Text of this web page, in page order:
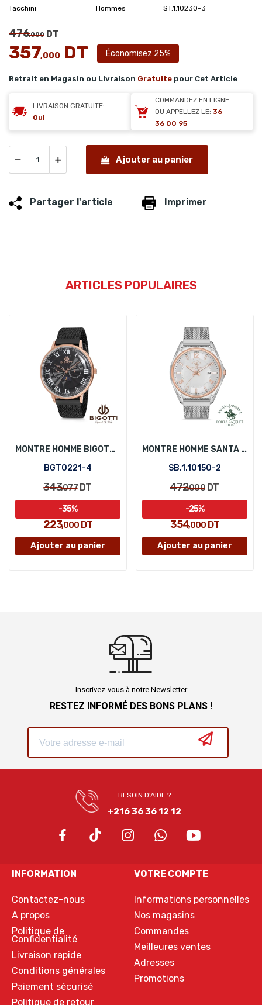
Tacchini
Hommes
ST.1.10230-3
476,000DT
357,000 DT Économisez 25%
Retrait en Magasin ou Livraison Gratuite pour Cet Article
LIVRAISON GRATUITE:
Oui
COMMANDEZ EN LIGNE
OU APPELLEZ LE: 36
36 00 95
Ajouter au panier
Partager l'article Imprimer
ARTICLES POPULAIRES
MONTRE HOMME BIGOTTI BGT0221-4
BGT0221-4
343,077DT
223,000 DT
-35%
Ajouter au panier
MONTRE HOMME SANTA BARBARA POLO SB.1.10150-2
SB.1.10150-2
472,000DT
354,000 DT
-25%
Ajouter au panier
Inscrivez-vous à notre Newsletter
RESTEZ INFORMÉ DES BONS PLANS !
BESOIN D'AIDE ?
+216 36 36 12 12
INFORMATION
Contactez-nous
A propos
Politique de
Confidentialité
Livraison rapide
Conditions générales
Paiement sécurisé
Politique de retour
VOTRE COMPTE
Informations personnelles
Nos magasins
Commandes
Meilleures ventes
Adresses
Promotions